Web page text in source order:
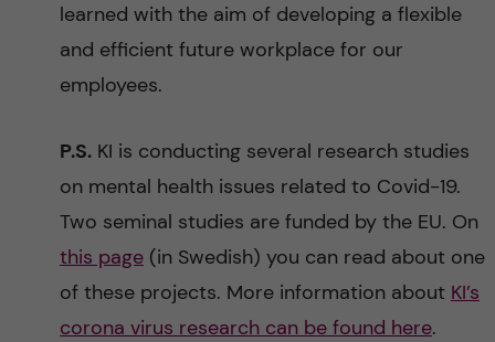
learned with the aim of developing a flexible
and efficient future workplace for our
employees.
P.S.KI is conducting several research studies
on mental health issues related to Covid-19.
Two seminal studies are funded by the EU. On
this page(in Swedish) you can read about one
of these projects. More information about KI’s
corona virus research can be found here.